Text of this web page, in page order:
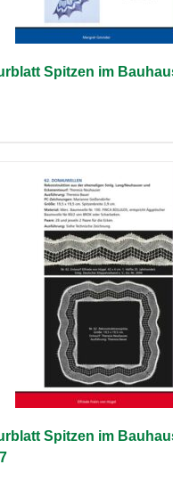
Spitzen im
Spitzen im